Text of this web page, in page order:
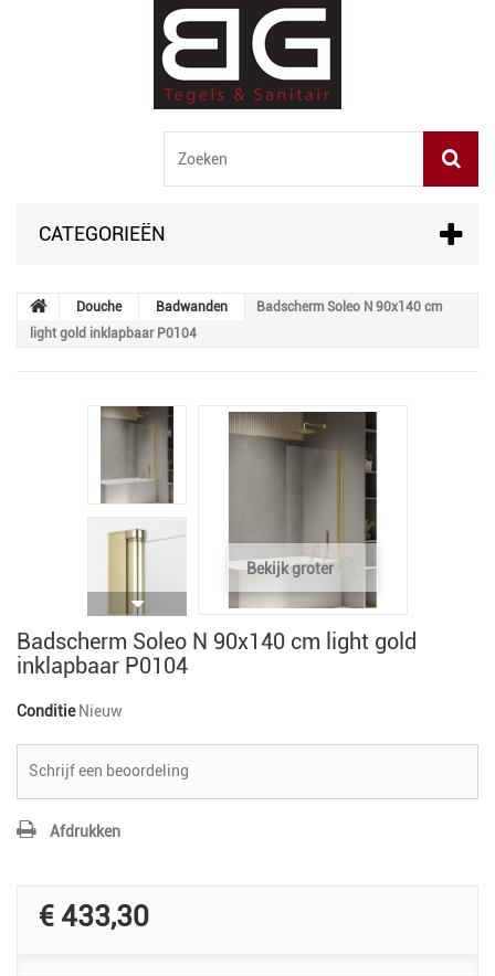
CATEGORIEËN
Douche Badwanden
Badscherm Soleo N 90x140 cm
light gold inklapbaar P0104
Bekijk groter
Badscherm Soleo N 90x140 cm light gold
inklapbaar P0104
Conditie Nieuw
Schrijf een beoordeling
Afdrukken
€ 433,30